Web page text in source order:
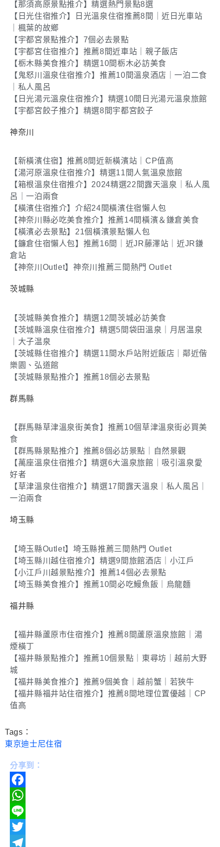
【那須高原景點推介】精選熱門景點8選
【日光住宿推介】日光溫泉住宿推薦8間｜近日光車站
｜楓葉的故鄉
【宇都宮景點推介】7個必去景點
【宇都宮住宿推介】推薦8間近車站｜親子飯店
【栃木縣美食推介】精選10間栃木必訪美食
【鬼怒川溫泉住宿推介】推薦10間溫泉酒店｜一泊二食
｜私人風呂
【日光湯元溫泉住宿推介】精選10間日光湯元溫泉旅館
【宇都宮餃子推介】精選8間宇都宮餃子
神奈川
【新橫濱住宿】推薦8間近新橫濱站｜CP值高
【湯河原溫泉住宿推介】精選11間人氣溫泉旅館
【箱根溫泉住宿推介】2024精選22間露天溫泉｜私人風
呂｜一泊兩食
【橫濱住宿推介】介紹24間橫濱住宿懶人包
【神奈川縣必吃美食推介】推薦14間橫濱＆鎌倉美食
【橫濱必去景點】21個橫濱景點懶人包
【鐮倉住宿懶人包】推薦16間｜近JR藤澤站｜近JR鎌
倉站
【神奈川Outlet】神奈川推薦三間熱門 Outlet
茨城縣
【茨城縣美食推介】精選12間茨城必訪美食
【茨城縣溫泉住宿推介】精選5間袋田溫泉｜月居温泉
｜大子温泉
【茨城縣住宿推介】精選11間水戶站附近飯店｜鄰近偕
樂園、弘道館
【茨城縣景點推介】推薦18個必去景點
群馬縣
【群馬縣草津溫泉街美食】推薦10個草津溫泉街必買美
食
【群馬縣景點推介】推薦8個必訪景點｜自然景觀
【萬座溫泉住宿推介】精選6大溫泉旅館｜吸引溫泉愛
好者
【草津溫泉住宿推介】精選17間露天溫泉｜私人風呂｜
一泊兩食
埼玉縣
【埼玉縣Outlet】埼玉縣推薦三間熱門 Outlet
【埼玉縣川越住宿推介】精選9間旅館酒店｜小江戶
【小江戶川越景點推介】推薦14個必去景點
【埼玉縣美食推介】推薦10間必吃鰻魚飯｜烏龍麵
福井縣
【福井縣蘆原市住宿推介】推薦8間蘆原溫泉旅館｜湯
煙橫丁
【福井縣景點推介】推薦10個景點｜東尋坊｜越前大野
城
【福井縣美食推介】推薦9個美食｜越前蟹｜若狹牛
【福井縣福井站住宿推介】推薦8間地理位置優越｜CP
值高
Tags：
東京迪士尼住宿
分享到：
Facebook
WhatsApp
Line
Twitter